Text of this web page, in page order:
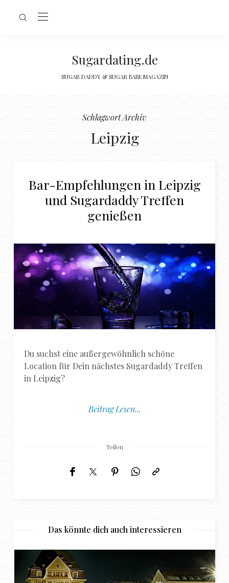
Sugardating.de
SUGAR DADDY & SUGAR BABE MAGAZIN
Schlagwort Archiv
Leipzig
Bar-Empfehlungen in Leipzig
und Sugardaddy Treffen
genießen
Du suchst eine außergewöhnlich schöne
Location für Dein nächstes Sugardaddy Treffen
in Leipzig?
Beitrag Lesen...
Teilen
Das könnte dich auch interessieren